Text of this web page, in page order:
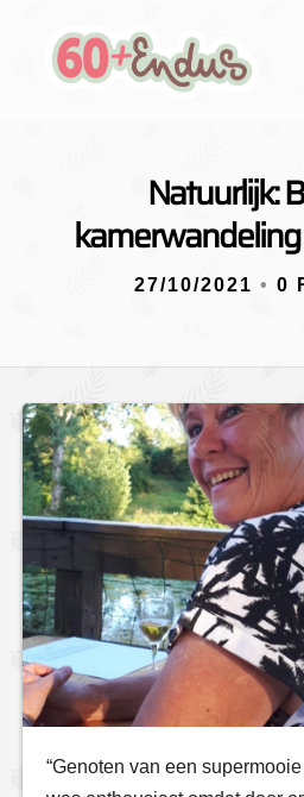
Natuurlijk:
27/10/2021 • 0
“Genoten van een